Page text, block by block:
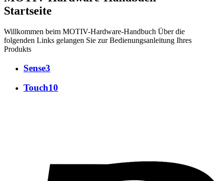
Startseite
Willkommen beim MOTIV-Hardware-Handbuch Über die
folgenden Links gelangen Sie zur Bedienungsanleitung Ihres
Produkts
Sense3
Touch10